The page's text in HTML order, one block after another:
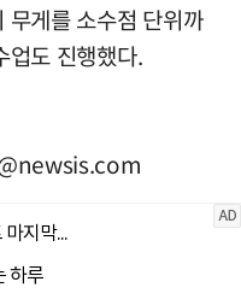
무게를 소수점 단위까
업도 진행했다.